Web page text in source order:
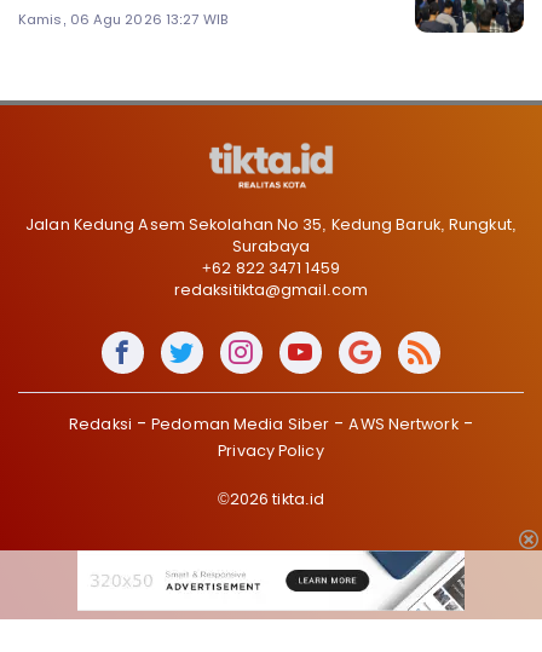
Kamis, 06 Agu 2026 13:27 WIB
Jalan Kedung Asem Sekolahan No 35, Kedung Baruk, Rungkut,
Surabaya
+62 822 3471 1459
redaksitikta@gmail.com
Redaksi Pedoman Media Siber
AWS Nertwork
Privacy Policy
©2026 tikta.id